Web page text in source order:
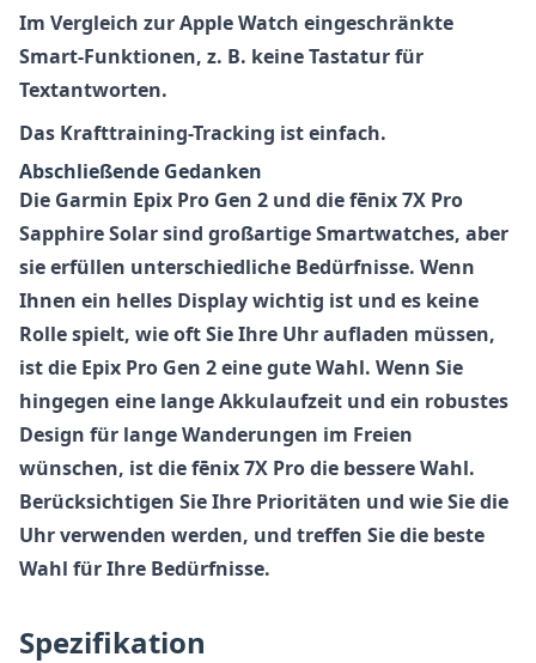
Im Vergleich zur Apple Watch eingeschränkte
Smart-Funktionen, z. B. keine Tastatur für
Textantworten.
Das Krafttraining-Tracking ist einfach.
Abschließende Gedanken
Die Garmin Epix Pro Gen 2 und die fēnix 7X Pro
Sapphire Solar sind großartige Smartwatches, aber
sie erfüllen unterschiedliche Bedürfnisse. Wenn
Ihnen ein helles Display wichtig ist und es keine
Rolle spielt, wie oft Sie Ihre Uhr aufladen müssen,
ist die Epix Pro Gen 2 eine gute Wahl. Wenn Sie
hingegen eine lange Akkulaufzeit und ein robustes
Design für lange Wanderungen im Freien
wünschen, ist die fēnix 7X Pro die bessere Wahl.
Berücksichtigen Sie Ihre Prioritäten und wie Sie die
Uhr verwenden werden, und treffen Sie die beste
Wahl für Ihre Bedürfnisse.
Spezifikation